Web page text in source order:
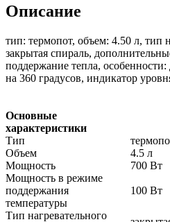
Описание
тип: термопот, объем: 4.50 л, тип
закрытая спираль,
поддержание тепла,
на 360 градусов, индикатор
Основные
характеристики
Тип
Объем
4.5 л
Мощность
700 Вт
Мощность в режиме
поддержания
температуры
100 Вт
Тип нагревательного